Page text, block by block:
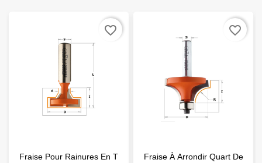
Fraise Pour Rainures En T
favorite_border
Fraise À Arrondir Quart De
favorite_border